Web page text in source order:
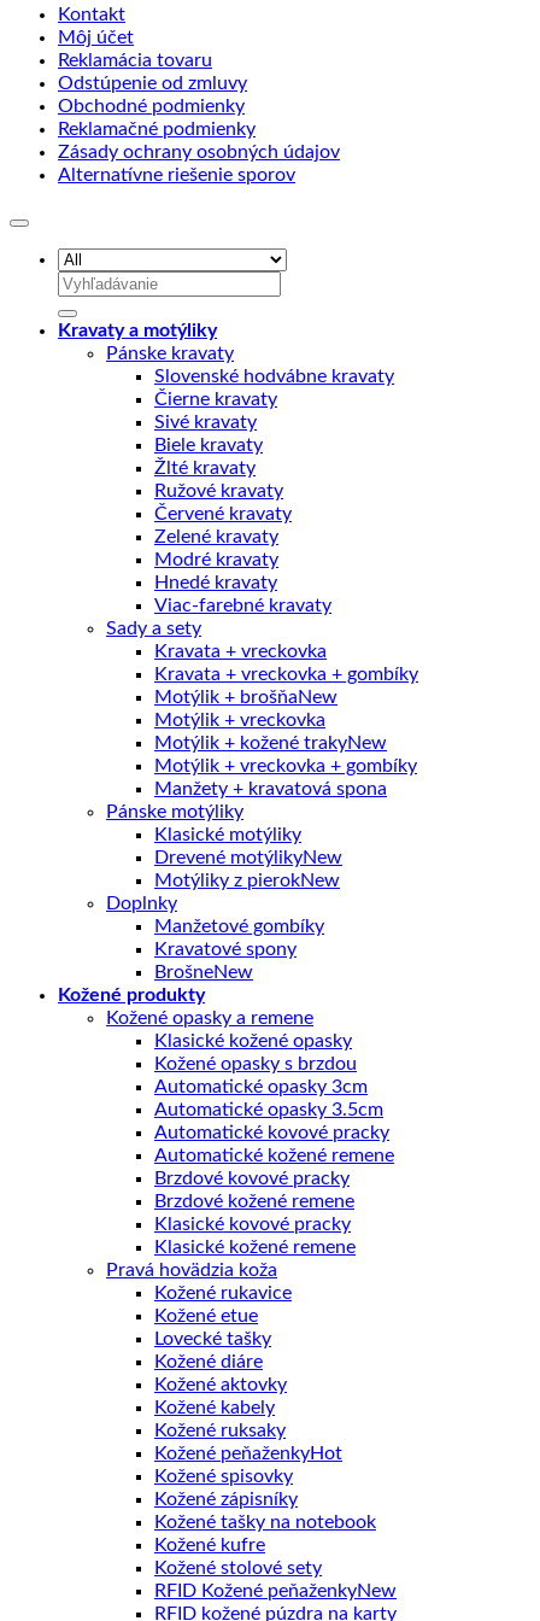
Kontakt
Môj účet
Reklamácia tovaru
Odstúpenie od zmluvy
Obchodné podmienky
Reklamačné podmienky
Zásady ochrany osobných údajov
Alternatívne riešenie sporov
Hľadať:
Kravaty a motýliky
Pánske kravaty
Slovenské hodvábne kravaty
Čierne kravaty
Sivé kravaty
Biele kravaty
Žlté kravaty
Ružové kravaty
Červené kravaty
Zelené kravaty
Modré kravaty
Hnedé kravaty
Viac-farebné kravaty
Sady a sety
Kravata + vreckovka
Kravata + vreckovka + gombíky
Motýlik + brošňa
Motýlik + vreckovka
Motýlik + kožené traky
Motýlik + vreckovka + gombíky
Manžety + kravatová spona
Pánske motýliky
Klasické motýliky
Drevené motýliky
Motýliky z pierok
Doplnky
Manžetové gombíky
Kravatové spony
Brošne
Kožené produkty
Kožené opasky a remene
Klasické kožené opasky
Kožené opasky s brzdou
Automatické opasky 3cm
Automatické opasky 3.5cm
Automatické kovové pracky
Automatické kožené remene
Brzdové kovové pracky
Brzdové kožené remene
Klasické kovové pracky
Klasické kožené remene
Pravá hovädzia koža
Kožené rukavice
Kožené etue
Lovecké tašky
Kožené diáre
Kožené aktovky
Kožené kabely
Kožené ruksaky
Kožené peňaženky
Kožené spisovky
Kožené zápisníky
Kožené tašky na notebook
Kožené kufre
Kožené stolové sety
RFID Kožené peňaženky
RFID kožené púzdra na karty